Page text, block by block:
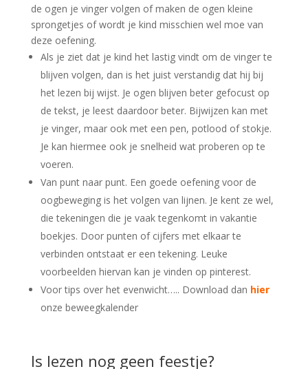
de ogen je vinger volgen of maken de ogen kleine
sprongetjes of wordt je kind misschien wel moe van
deze oefening.
Als je ziet dat je kind het lastig vindt om de vinger te
blijven volgen, dan is het juist verstandig dat hij bij
het lezen bij wijst. Je ogen blijven beter gefocust op
de tekst, je leest daardoor beter. Bijwijzen kan met
je vinger, maar ook met een pen, potlood of stokje.
Je kan hiermee ook je snelheid wat proberen op te
voeren.
Van punt naar punt. Een goede oefening voor de
oogbeweging is het volgen van lijnen. Je kent ze wel,
die tekeningen die je vaak tegenkomt in vakantie
boekjes. Door punten of cijfers met elkaar te
verbinden ontstaat er een tekening. Leuke
voorbeelden hiervan kan je vinden op pinterest.
Voor tips over het evenwicht….. Download dan hier
onze beweegkalender
Is lezen nog geen feestje?